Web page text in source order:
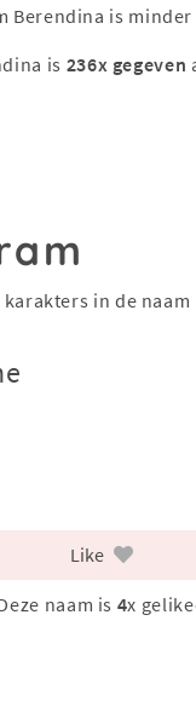
Berendina is
is 236x gegeven
in de
Like
naam is 4x